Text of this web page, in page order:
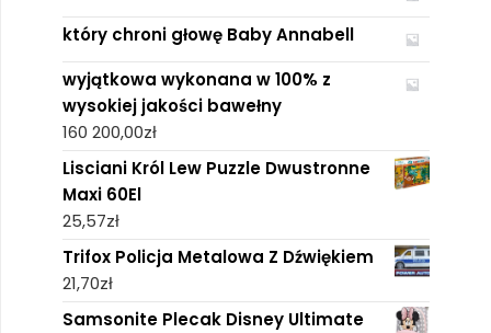
który chroni głowę Baby Annabell
wyjątkowa wykonana w 100% z
wysokiej jakości bawełny
160 200,00zł
Lisciani Król Lew Puzzle Dwustronne
Maxi 60El
25,57zł
Trifox Policja Metalowa Z Dźwiękiem
21,70zł
Samsonite Plecak Disney Ultimate